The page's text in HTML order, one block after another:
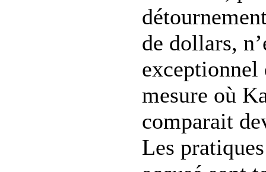
de dollars,
exceptionnel
mesure où
comparait
Les